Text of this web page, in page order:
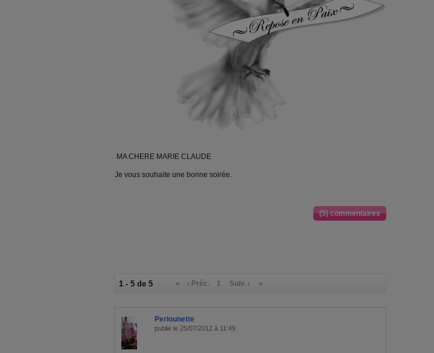
MA CHERE MARIE CLAUDE
Je vous souhaite une bonne soirée.
(5) commentaires
1 - 5 de 5 « ‹ Préc. 1 Suiv. › »
Perlounette
publié le 25/07/2012 à 11:49